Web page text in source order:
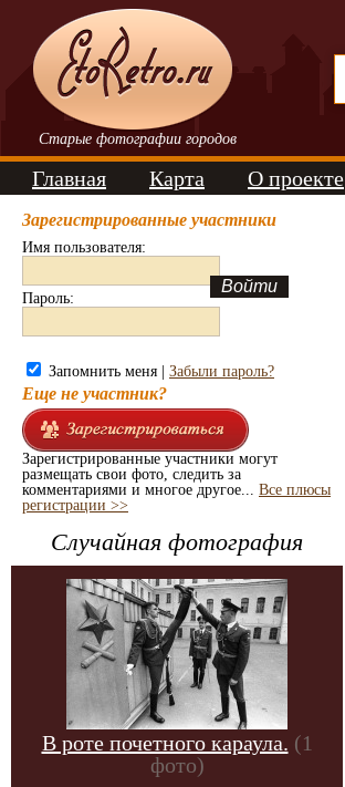
Старые фотографии городов
Главная Карта О проекте
Зарегистрированные участники
Имя пользователя:
Пароль:
Запомнить меня | Забыли пароль?
Еще не участник?
Зарегистрированные участники могут
размещать свои фото, следить за
комментариями и многое другое... Все плюсы
регистрации >>
Случайная фотография
В роте почетного караула. (1
фото)